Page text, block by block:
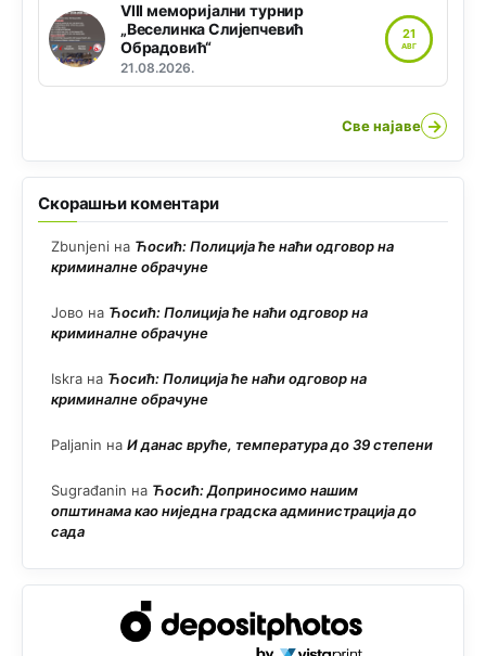
VIII меморијални турнир
„Веселинка Слијепчевић
Обрадовић“
21.08.2026.
21
АВГ
Све најаве →
Скорашњи коментари
Zbunjeni на Ћосић: Полиција ће наћи одговор на
криминалне обрачуне
Јово на Ћосић: Полиција ће наћи одговор на
криминалне обрачуне
Iskra на Ћосић: Полиција ће наћи одговор на
криминалне обрачуне
Paljanin на И данас вруће, температура до 39 степени
Sugrađanin на Ћосић: Доприносимо нашим
општинама као ниједна градска администрација до
сада